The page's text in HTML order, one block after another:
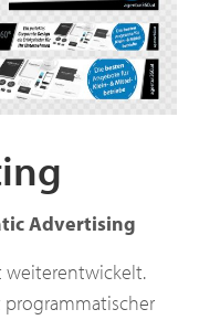
Advertising
weiterentwickelt.
programmatischer